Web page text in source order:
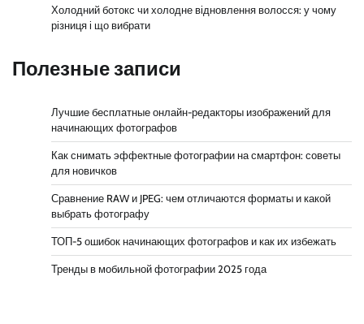
Холодний ботокс чи холодне відновлення волосся: у чому
різниця і що вибрати
Полезные записи
Лучшие бесплатные онлайн-редакторы изображений для
начинающих фотографов
Как снимать эффектные фотографии на смартфон: советы
для новичков
Сравнение RAW и JPEG: чем отличаются форматы и какой
выбрать фотографу
ТОП-5 ошибок начинающих фотографов и как их избежать
Тренды в мобильной фотографии 2025 года